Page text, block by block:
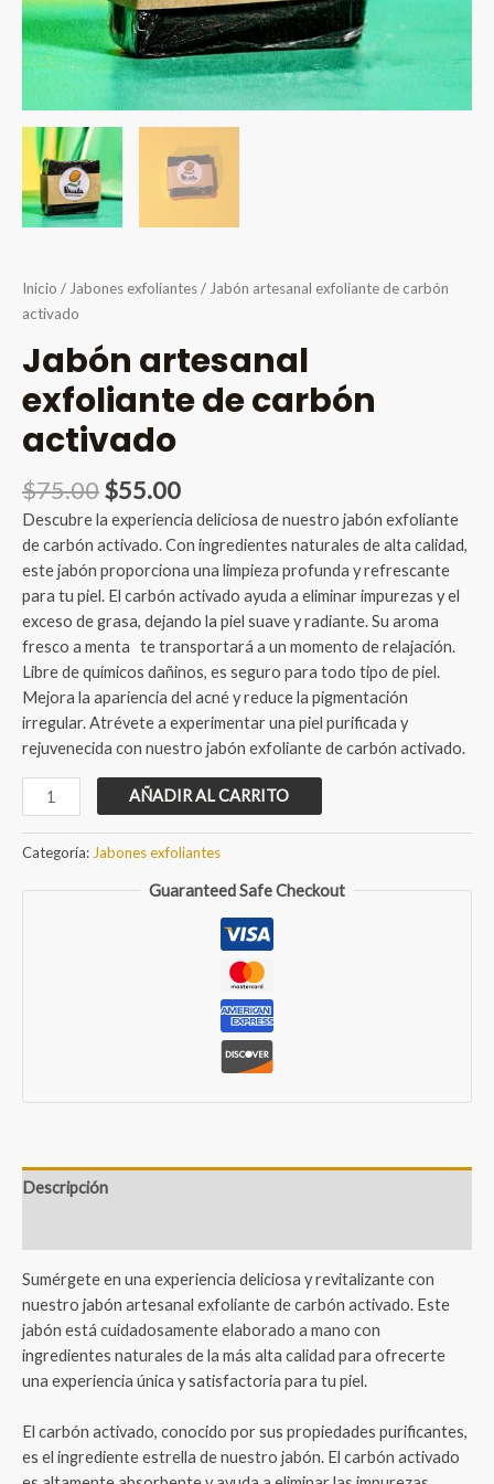
Inicio / Jabones exfoliantes/ Jabón artesanal exfoliante de carbón
activado
Jabón artesanal
exfoliante de carbón
activado
$75.00Original
price
was:
$75.00.
$55.00Current
price
is:
$55.00.
Descubre la experiencia deliciosa de nuestro jabón exfoliante
de carbón activado. Con ingredientes naturales de alta calidad,
este jabón proporciona una limpieza profunda y refrescante
para tu piel. El carbón activado ayuda a eliminar impurezas y el
exceso de grasa, dejando la piel suave y radiante. Su aroma
fresco a menta te transportará a un momento de relajación.
Libre de químicos dañinos, es seguro para todo tipo de piel.
Mejora la apariencia del acné y reduce la pigmentación
irregular. Atrévete a experimentar una piel purificada y
rejuvenecida con nuestro jabón exfoliante de carbón activado.
Jabón
artesanal
exfoliante
carbón
AÑADIR AL CARRITO
Categoría: Jabones exfoliantes
Guaranteed Safe Checkout
Descripción
Sumérgete en una experiencia deliciosa y revitalizante con
nuestro jabón artesanal exfoliante de carbón activado. Este
jabón está cuidadosamente elaborado a mano con
ingredientes naturales de la más alta calidad para ofrecerte
una experiencia única y satisfactoria para tu piel.
El carbón activado, conocido por sus propiedades purificantes,
es el ingrediente estrella de nuestro jabón. El carbón activado